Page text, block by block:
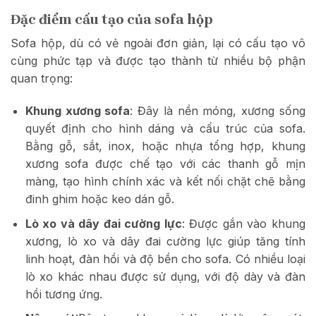
Đặc điểm cấu tạo của sofa hộp
Sofa hộp, dù có vẻ ngoài đơn giản, lại có cấu tạo vô
cùng phức tạp và được tạo thành từ nhiều bộ phận
quan trọng:
Khung xương sofa: Đây là nền móng, xương sống
quyết định cho hình dáng và cấu trúc của sofa.
Bằng gỗ, sắt, inox, hoặc nhựa tổng hợp, khung
xương sofa được chế tạo với các thanh gỗ mịn
màng, tạo hình chính xác và kết nối chặt chẽ bằng
đinh ghim hoặc keo dán gỗ.
Lò xo và dây đai cường lực: Được gắn vào khung
xương, lò xo và dây đai cường lực giúp tăng tính
linh hoạt, đàn hồi và độ bền cho sofa. Có nhiều loại
lò xo khác nhau được sử dụng, với độ dày và đàn
hồi tương ứng.